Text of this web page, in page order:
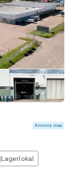
Annons max
Lagerlokal